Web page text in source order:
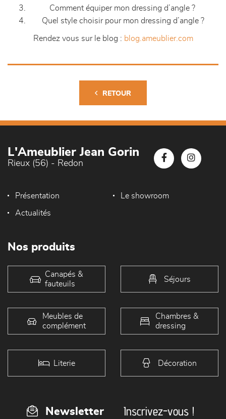
Comment équiper mon dressing d’angle ?
Quel style choisir pour mon dressing d’angle ?
Rendez vous sur le blog : blog.ameublier.com
RETOUR
L'Ameublier Jean Gorin
Rieux (56) - Redon
Présentation Le showroom
Actualités
Nos produits
Canapés &
fauteuils
Séjours
Meubles de
complément
Chambres &
dressing
Literie Décoration
Newsletter Inscrivez-vous !